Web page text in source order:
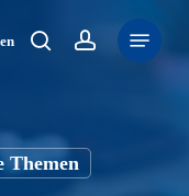
searchaccount
Themen